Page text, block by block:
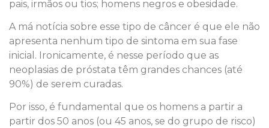
pais, irmãos ou tios; homens negros e obesidade.
A má notícia sobre esse tipo de câncer é que ele não
apresenta nenhum tipo de sintoma em sua fase
inicial. Ironicamente, é nesse período que as
neoplasias de próstata têm grandes chances (até
90%) de serem curadas.
Por isso, é fundamental que os homens a partir a
partir dos 50 anos (ou 45 anos, se do grupo de risco)